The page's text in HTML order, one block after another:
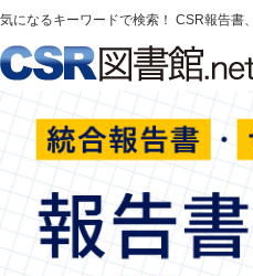
気になるキーワードで検索！ CSR報告書